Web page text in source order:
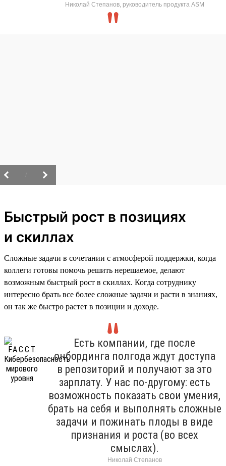
Николай Степанов, руководитель продукта ASM
Быстрый рост в позициях
и скиллах
Сложные задачи в сочетании с атмосферой поддержки, когда
коллеги готовы помочь решить нерешаемое, делают
возможным быстрый рост в скиллах. Когда сотруднику
интересно брать все более сложные задачи и расти в знаниях,
он так же быстро растет в позиции и доходе.
Есть компании, где после
онбординга полгода ждут доступа
в репозиторий и получают за это
зарплату. У нас по-другому: есть
возможность показать свои умения,
брать на себя и выполнять сложные
задачи и пожинать плоды в виде
признания и роста (во всех
смыслах).
Николай Степанов